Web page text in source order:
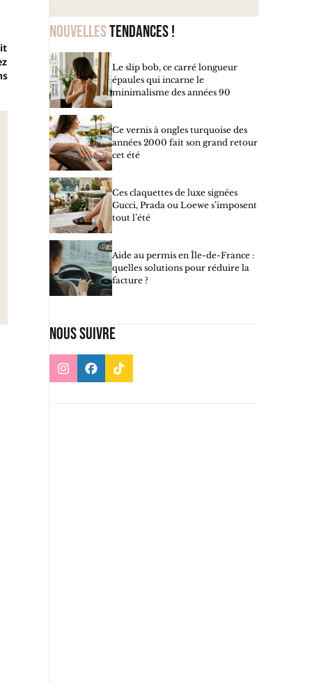
Nouvellestendances !
Le slip bob, ce carré longueur
épaules qui incarne le
minimalisme des années 90
Ce vernis à ongles turquoise des
années 2000 fait son grand retour
cet été
Ces claquettes de luxe signées
Gucci, Prada ou Loewe s’imposent
tout l’été
Aide au permis en Île-de-France :
quelles solutions pour réduire la
facture ?
Nous suivre